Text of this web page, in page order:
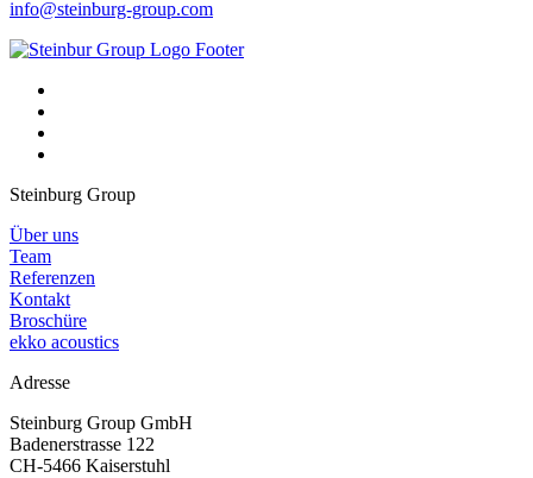
info@steinburg-group.com
Steinburg Group
Über uns
Team
Referenzen
Kontakt
Broschüre
ekko acoustics
Adresse
Steinburg Group GmbH
Badenerstrasse 122
CH-5466 Kaiserstuhl